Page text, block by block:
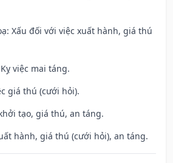
Xấu đối với việc xuất hành, giá thú
việc mai táng.
giá thú (cưới hỏi).
tạo, giá thú, an táng.
hành, giá thú (cưới hỏi), an táng.